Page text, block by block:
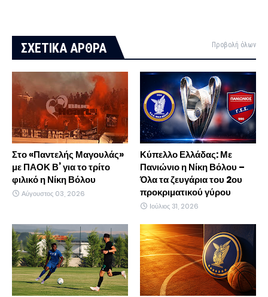
ΣΧΕΤΙΚΑ ΑΡΘΡΑ Προβολή όλων
Στο «Παντελής Μαγουλάς»
με ΠΑΟΚ Β’ για το τρίτο
φιλικό η Νίκη Βόλου
Αύγουστος 03, 2026
Κύπελλο Ελλάδας: Με
Πανιώνιο η Νίκη Βόλου –
Όλα τα ζευγάρια του 2ου
προκριματικού γύρου
Ιούλιος 31, 2026